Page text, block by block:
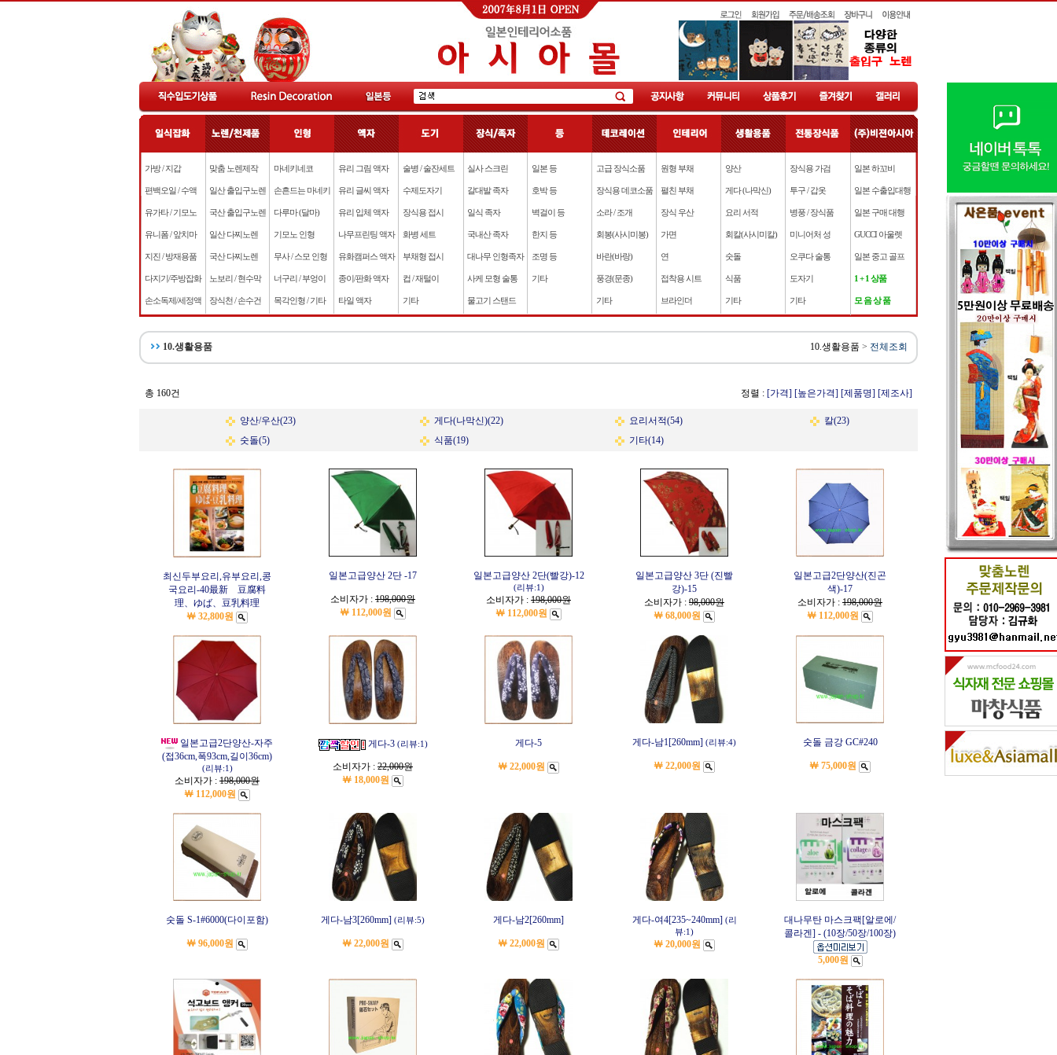
가방 / 지갑
편백오일 / 수액
유가타 / 기모노
유니폼 / 앞치마
지진 / 방재용품
다지기/주방잡화
손소독제/세정액
맞춤 노렌제작
일산 출입구노렌
국산 출입구노렌
일산 다찌노렌
국산 다찌노렌
노보리 / 현수막
장식천 / 손수건
마네키네코
손흔드는 마네키
다루마 (달마)
기모노 인형
무사 / 스모 인형
너구리 / 부엉이
목각인형 / 기타
유리 그림 액자
유리 글씨 액자
유리 입체 액자
나무프린팅 액자
유화캠퍼스 액자
종이/판화 액자
타일 액자
술병 / 술잔세트
수제도자기
장식용 접시
화병 세트
부채형 접시
컵 / 재털이
기타
실사 스크린
갈대발 족자
일식 족자
국내산 족자
대나무 인형족자
사케 모형 술통
물고기 스탠드
일본 등
호박 등
벽걸이 등
한지 등
조명 등
기타
고급 장식소품
장식용 데코소품
소라 / 조개
회봉(사시미봉)
바란(바랑)
풍경(문종)
기타
원형 부채
펼친 부채
장식 우산
가면
연
접착용 시트
브라인더
양산
게다 (나막신)
요리 서적
회칼(사시미칼)
숫돌
식품
기타
장식용 가검
투구 / 갑옷
병풍 / 장식품
미니어처 성
오쿠다 술통
도자기
기타
일본 하꼬비
일본 수출입대행
일본 구매 대행
GUCCI 아울렛
일본 중고 골프
1 + 1 상품
모 음 상 품
10.생활용품 10.생활용품 > 전체조회
총 160건 정렬 : [가격] [높은가격] [제품명] [제조사]
양산/우산(23) 게다(나막신)(22) 요리서적(54)
칼(23)
숫돌(5)
식품(19) 기타(14)
최신두부요리,유부요리,콩
국요리-40最新 豆腐料
理、ゆば、豆乳料理
￦ 32,800원
일본고급양산 2단 -17
소비자가 : 198,000원
￦ 112,000원
일본고급양산 2단(빨강)-12
(리뷰:1)
소비자가 : 198,000원
￦ 112,000원
일본고급양산 3단 (진빨
강)-15
소비자가 : 98,000원
￦ 68,000원
일본고급2단양산(진곤
색)-17
소비자가 : 198,000원
￦ 112,000원
일본고급2단양산-자주
(접36cm,폭93cm,길이36cm)
(리뷰:1)
소비자가 : 198,000원
￦ 112,000원
게다-3 (리뷰:1)
소비자가 : 22,000원
￦ 18,000원
게다-5
￦ 22,000원
게다-남1[260mm] (리뷰:4)
￦ 22,000원
숫돌 금강 GC#240
￦ 75,000원
숫돌 S-1#6000(다이포함)
￦ 96,000원
게다-남3[260mm] (리뷰:5)
￦ 22,000원
게다-남2[260mm]
￦ 22,000원
게다-여4[235~240mm] (리
뷰:1)
￦ 20,000원
대나무탄 마스크팩[알로에/
콜라겐] - (10장/50장/100장)
5,000원